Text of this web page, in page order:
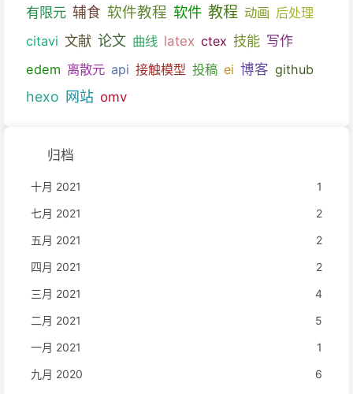
有限元 辅食 软件教程 软件 教程 动画 后处理
citavi 文献 论文 曲线 latex ctex 技能 写作
edem 离散元 api 接触模型 投稿 ei 博客 github
hexo 网站 omv
归档
十月 2021
1
七月 2021
2
五月 2021
2
四月 2021
2
三月 2021
4
二月 2021
5
一月 2021
1
九月 2020
6